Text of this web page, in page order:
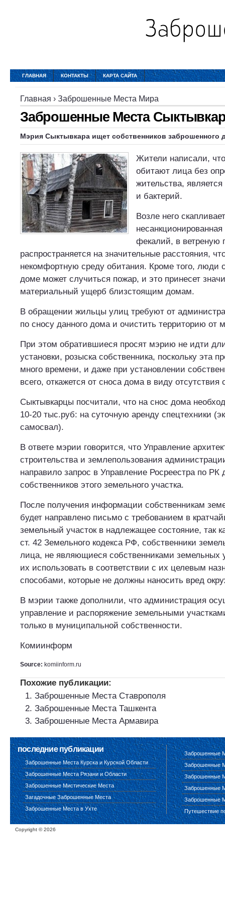
ГЛАВНАЯ КОНТАКТЫ КАРТА САЙТА
Главная › Заброшенные Места Мира
Заброшенные Места
Мэрия Сыктывкара ищет собственников заброшенного
Жители написали,
обитают лица без
жительства,
и бактерий.
Возле него
фекалий, в ветреную
распространяется на значительные расстояния,
некомфортную среду обитания. Кроме того, люди
доме может случиться пожар, и это принесет
материальный ущерб близстоящим домам.
В обращении жильцы улиц требуют от
по сносу данного дома и очистить территорию от
При этом обратившиеся просят мэрию не идти
установки, розыска собственника, поскольку эта
много времени, и даже при установлении
всего, откажется от сноса дома в виду отсутствия
Сыктывкарцы посчитали, что на снос дома
10-20 тыс.руб: на суточную аренду спецтехники
самосвал).
В ответе мэрии говорится, что Управление
строительства и землепользования
направило запрос в Управление Росреестра по РК
собственников этого земельного участка.
После получения информации собственникам
будет направлено письмо с требованием в
земельный участок в надлежащее состояние, так
ст. 42 Земельного кодекса РФ, собственники
лица, не являющиеся собственниками земельных
их использовать в соответствии с их целевым
способами, которые не должны наносить вред
В мэрии также дополнили, что администрация
управление и распоряжение земельными
только в муниципальной собственности.
Комиинформ
Source: komiinform.ru
Похожие публикации:
Заброшенные Места Ставрополя
Заброшенные Места Ташкента
Заброшенные Места Армавира
последние публикации
Заброшенные Места Курска и Курской Области
Заброшенные Места Рязани и Области
Заброшенные Мистические Места
Загадочные Заброшенные Места
Заброшенные Места в Ухте
Заброшенные
Заброшенные
Заброшенные
Заброшенные
Заброшенные
Путешествие
Copyright ©2026